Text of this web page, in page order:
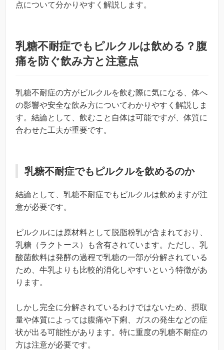
点について分かりやすく解説します。
乳糖不耐症でもピルクルは飲める？腹
痛を防ぐ飲み方と注意点
乳糖不耐症の方がピルクルを飲む際に気になる、体へ
の影響や安全な飲み方についてわかりやすく解説しま
す。結論として、飲むこと自体は可能ですが、体質に
合わせた工夫が重要です。
乳糖不耐症でもピルクルを飲めるのか
結論として、乳糖不耐症でもピルクルは飲めますが注
意が必要です。
ピルクルには原材料として脱脂粉乳が含まれており、
乳糖（ラクトース）も含有されています。ただし、乳
酸菌飲料は発酵の過程で乳糖の一部が分解されている
ため、牛乳よりも比較的消化しやすいという特徴があ
ります。
しかし完全に分解されているわけではないため、摂取
量や体質によっては腹痛や下痢、ガスの発生などの症
状が出る可能性があります。特に重度の乳糖不耐症の
方は注意が必要です。